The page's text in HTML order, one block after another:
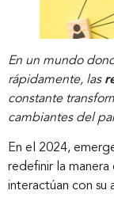
En un mundo
rápidamente, las
constante
cambiantes del
En el 2024,
redefinir la manera
interactúan con su